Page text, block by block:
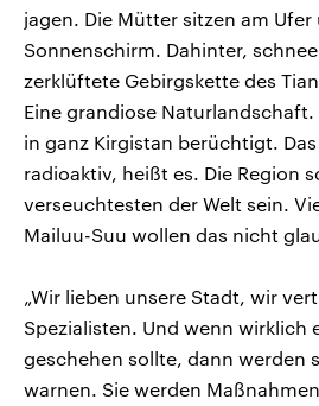
jagen. Die Mütter sitzen am
Sonnenschirm. Dahinter,
zerklüftete Gebirgskette des
Eine grandiose Naturlandschaft.
in ganz Kirgistan berüchtigt. Das
radioaktiv, heißt es. Die Region
verseuchtesten der Welt sein.
Mailuu-Suu wollen das nicht
„Wir lieben unsere Stadt, wir
Spezialisten. Und wenn wirklich
geschehen sollte, dann werden
warnen. Sie werden